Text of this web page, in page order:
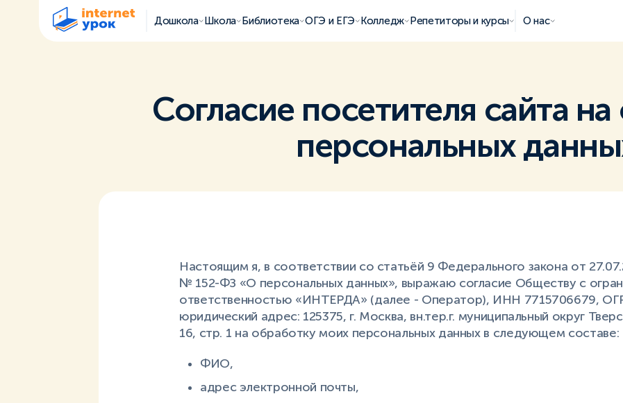
Дошкола Школа Библиотека ОГЭ и ЕГЭ Колледж Репетиторы и курсы О нас
Согласие посетителя сайта
персональных
Настоящим я, в соответствии со статьёй 9 Федерального закона от
№ 152-ФЗ «О персональных данных», выражаю согласие Обществу с
ответственностью «ИНТЕРДА» (далее - Оператор), ИНН 7715706679,
юридический адрес: 125375, г. Москва, вн.тер.г. муниципальный округ
16, стр. 1 на обработку моих персональных данных в следующем составе:
ФИО,
адрес электронной почты,